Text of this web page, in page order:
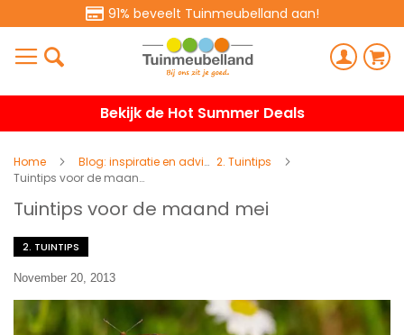
91% beveelt Tuinmeubelland aan!
Bekijk de Hot Summer Deals
Home Blog: inspiratie en advies 2. Tuintips
Tuintips voor de maand mei
Tuintips voor de maand mei
2. TUINTIPS
November 20, 2013